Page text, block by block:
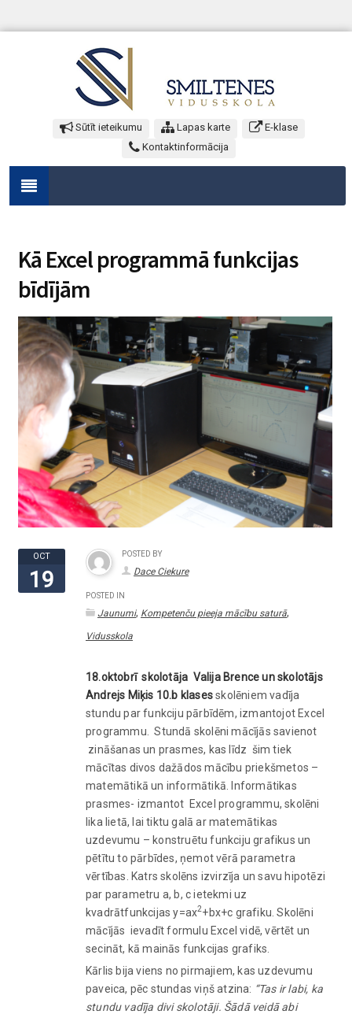
Sūtīt ieteikumu Lapas karte
E-klase
Kontaktinformācija
Kā Excel programmā funkcijas
bīdījām
OCT
19
POSTED BY
Dace Ciekure
POSTED IN
Jaunumi, Kompetenču pieeja mācību saturā,
Vidusskola
18.oktobrī skolotāja Valija Brence un skolotājs
Andrejs Miķis 10.b klasesskolēniem vadīja
stundu par funkciju pārbīdēm, izmantojot Excel
programmu. Stundā skolēni mācījās savienot
zināšanas un prasmes, kas līdz šim tiek
mācītas divos dažādos mācību priekšmetos –
matemātikā un informātikā. Informātikas
prasmes- izmantot Excel programmu, skolēni
lika lietā, lai tiktu galā ar matemātikas
uzdevumu – konstruētu funkciju grafikus un
pētītu to pārbīdes, ņemot vērā parametra
vērtības. Katrs skolēns izvirzīja un savu hipotēzi
par parametru a, b, c ietekmi uz
kvadrātfunkcijas y=ax2+bx+c grafiku. Skolēni
mācījās ievadīt formulu Excel vidē, vērtēt un
secināt, kā mainās funkcijas grafiks.
Kārlis bija viens no pirmajiem, kas uzdevumu
paveica, pēc stundas viņš atzina: “Tas ir labi, ka
stundu vadīja divi skolotāji. Šādā veidā abi